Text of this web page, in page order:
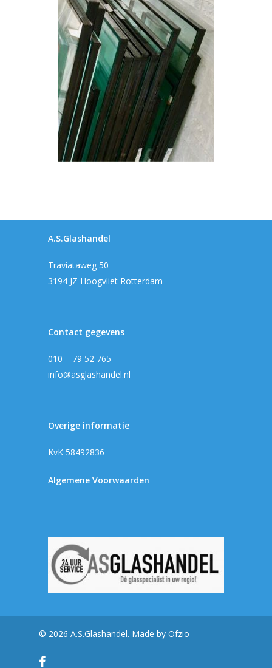
A.S.Glashandel
Traviataweg 50
3194 JZ Hoogvliet Rotterdam
Contact gegevens
010 – 79 52 765
info@asglashandel.nl
Overige informatie
KvK 58492836
Algemene Voorwaarden
© 2026 A.S.Glashandel. Made by Ofzio